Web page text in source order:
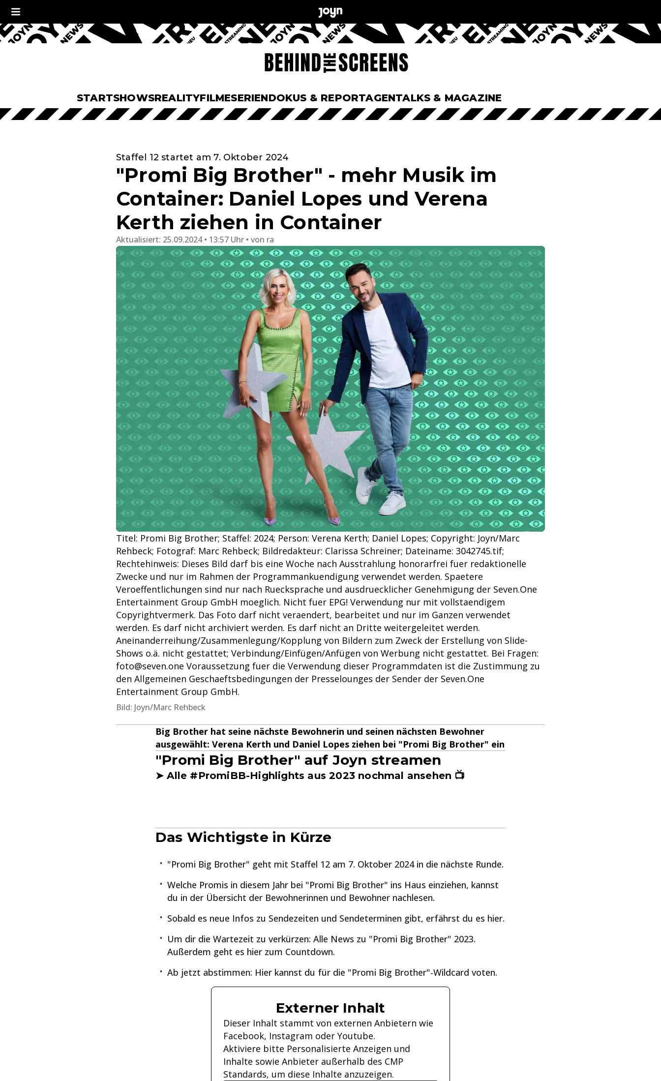
STARTSHOWSREALITYFILMESERIENDOKUS & REPORTAGENTALKS & MAGAZINE
Staffel 12 startet am 7. Oktober 2024
"Promi Big Brother" - mehr Musik im
Container: Daniel Lopes und Verena
Kerth ziehen in Container
Aktualisiert: 25.09.2024 • 13:57 Uhr von ra
Titel: Promi Big Brother; Staffel: 2024; Person: Verena Kerth; Daniel Lopes; Copyright: Joyn/Marc
Rehbeck; Fotograf: Marc Rehbeck; Bildredakteur: Clarissa Schreiner; Dateiname: 3042745.tif;
Rechtehinweis: Dieses Bild darf bis eine Woche nach Ausstrahlung honorarfrei fuer redaktionelle
Zwecke und nur im Rahmen der Programmankuendigung verwendet werden. Spaetere
Veroeffentlichungen sind nur nach Ruecksprache und ausdruecklicher Genehmigung der Seven.One
Entertainment Group GmbH moeglich. Nicht fuer EPG! Verwendung nur mit vollstaendigem
Copyrightvermerk. Das Foto darf nicht veraendert, bearbeitet und nur im Ganzen verwendet
werden. Es darf nicht archiviert werden. Es darf nicht an Dritte weitergeleitet werden.
Aneinanderreihung/Zusammenlegung/Kopplung von Bildern zum Zweck der Erstellung von Slide-
Shows o.ä. nicht gestattet; Verbindung/Einfügen/Anfügen von Werbung nicht gestattet. Bei Fragen:
foto@seven.one Voraussetzung fuer die Verwendung dieser Programmdaten ist die Zustimmung zu
den Allgemeinen Geschaeftsbedingungen der Presselounges der Sender der Seven.One
Entertainment Group GmbH.
Bild: Joyn/Marc Rehbeck
Big Brother hat seine nächste Bewohnerin und seinen nächsten Bewohner
ausgewählt: Verena Kerth und Daniel Lopes ziehen bei "Promi Big Brother" ein
"Promi Big Brother" auf Joyn streamen
➤ Alle #PromiBB-Highlights aus 2023 nochmal ansehen 📺
Das Wichtigste in Kürze
"Promi Big Brother" geht mit Staffel 12 am 7. Oktober 2024 in die nächste Runde.
Welche Promis in diesem Jahr bei "Promi Big Brother" ins Haus einziehen, kannst
du in der Übersicht der Bewohnerinnen und Bewohner nachlesen.
Sobald es neue Infos zu Sendezeiten und Sendeterminen gibt, erfährst du es hier.
Um dir die Wartezeit zu verkürzen: Alle News zu "Promi Big Brother" 2023.
Außerdem geht es hier zum Countdown.
Ab jetzt abstimmen: Hier kannst du für die "Promi Big Brother"-Wildcard voten.
Externer Inhalt
Dieser Inhalt stammt von externen Anbietern wie
Facebook, Instagram oder Youtube.
Aktiviere bitte Personalisierte Anzeigen und
Inhalte sowie Anbieter außerhalb des CMP
Standards, um diese Inhalte anzuzeigen.